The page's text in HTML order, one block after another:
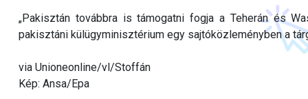
„Pakisztán továbbra is támogatni fogja a Teherán és
pakisztáni külügyminisztérium egy sajtóközleményben a
via Unioneonline/vl/Stoffán
Kép: Ansa/Epa